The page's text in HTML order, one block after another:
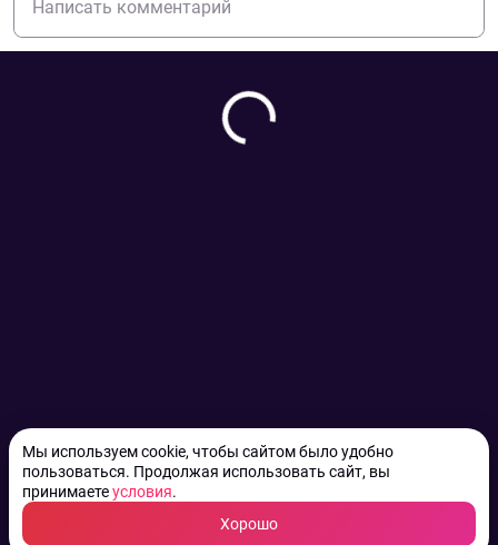
Мы используем cookie, чтобы сайтом было удобно
пользоваться. Продолжая использовать сайт, вы
принимаетеусловия.
Хорошо